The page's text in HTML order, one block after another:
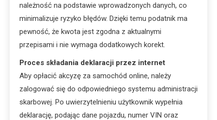
należność na podstawie wprowadzonych danych, co
minimalizuje ryzyko błędów. Dzięki temu podatnik ma
pewność, że kwota jest zgodna z aktualnymi
przepisami i nie wymaga dodatkowych korekt.
Proces składania deklaracji przez internet
Aby opłacić akcyzę za samochód online, należy
zalogować się do odpowiedniego systemu administracji
skarbowej. Po uwierzytelnieniu użytkownik wypełnia
deklarację, podając dane pojazdu, numer VIN oraz